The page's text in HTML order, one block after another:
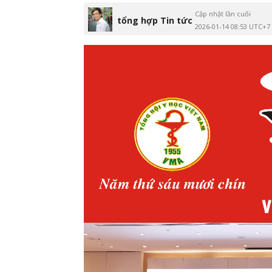
tổng hợp Tin tức
Cập nhật lần cuối
2026-01-14 08:53 UTC+7